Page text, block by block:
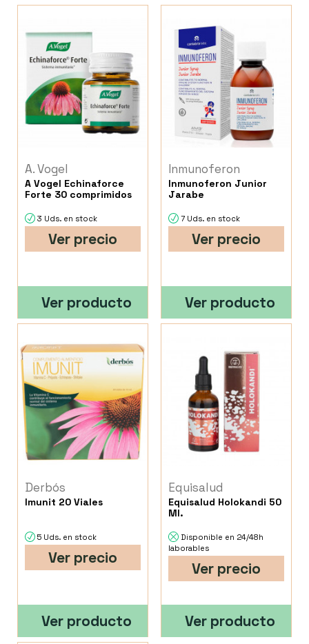
A. Vogel
A Vogel Echinaforce
Forte 30 comprimidos
3 Uds. en stock
Ver precio
Ver producto
Inmunoferon
Inmunoferon Junior
Jarabe
7 Uds. en stock
Ver precio
Ver producto
Derbós
Imunit 20 Viales
5 Uds. en stock
Ver precio
Ver producto
Equisalud
Equisalud Holokandi 50
Ml.
Disponible en 24/48h
laborables
Ver precio
Ver producto